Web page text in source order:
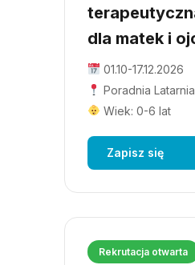
dla matek i
01.10-17.12.2026
Poradnia
Wiek: 0-6 lat
Zapisz się
Rekrutacja otwarta